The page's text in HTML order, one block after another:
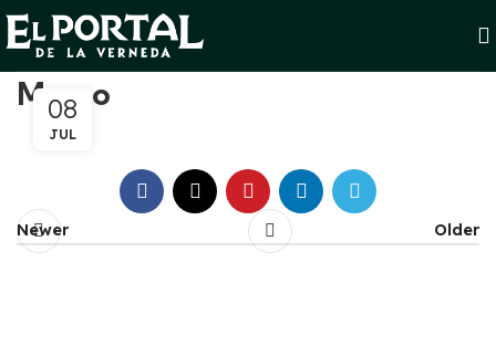
Marco
08
JUL
Newer Older